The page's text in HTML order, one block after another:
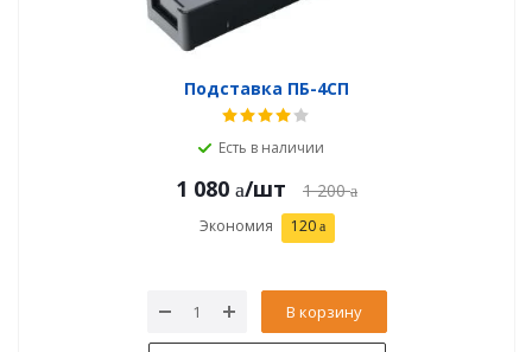
Подставка ПБ-4СП
Есть в наличии
1 080 /шт 1 200
Экономия 120
В корзину